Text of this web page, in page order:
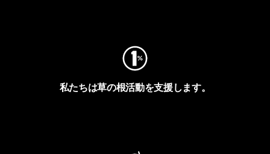
私たちは草の根活動を支援します。